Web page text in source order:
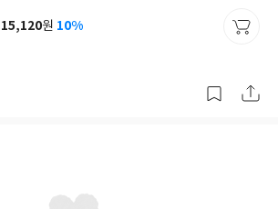
사
가
15,120원 10%